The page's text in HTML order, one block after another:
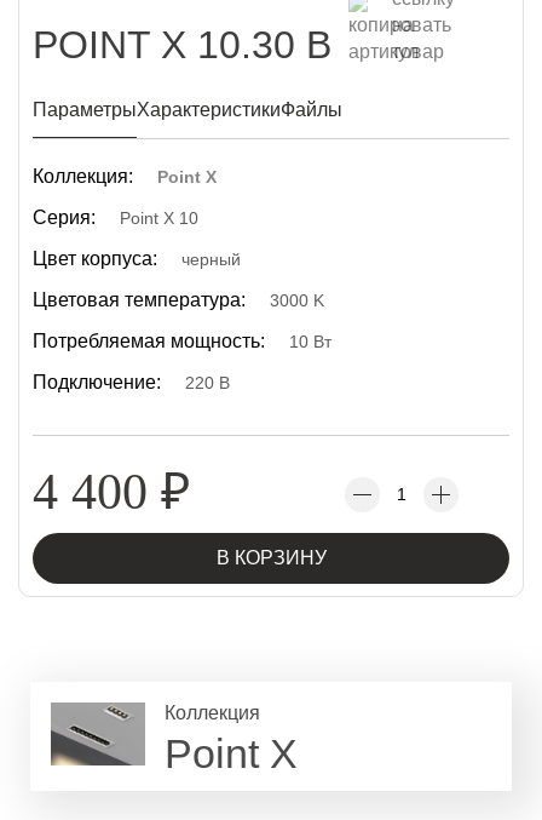
POINT X 10.30 B
ПараметрыХарактеристикиФайлы
Коллекция: Point X
Серия: Point X 10
Цвет корпуса: черный
Цветовая температура: 3000 K
Потребляемая мощность: 10 Вт
Подключение: 220 В
4 400 ₽
В КОРЗИНУ
Коллекция
Point X